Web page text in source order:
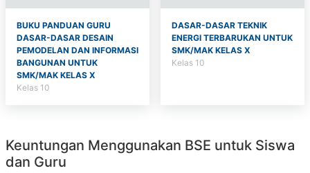
BUKU PANDUAN GURU
DASAR-DASAR DESAIN
PEMODELAN DAN INFORMASI
BANGUNAN UNTUK
SMK/MAK KELAS X
Kelas 10
DASAR-DASAR TEKNIK
ENERGI TERBARUKAN UNTUK
SMK/MAK KELAS X
Kelas 10
Keuntungan Menggunakan BSE untuk Siswa
dan Guru